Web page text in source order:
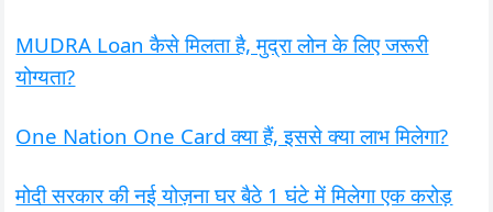
MUDRA Loan कैसे मिलता है, मुद्रा लोन के लिए जरूरी
योग्यता?
One Nation One Card क्या हैं, इससे क्या लाभ मिलेगा?
मोदी सरकार की नई योज़ना घर बैठे 1 घंटे में मिलेगा एक करोड़